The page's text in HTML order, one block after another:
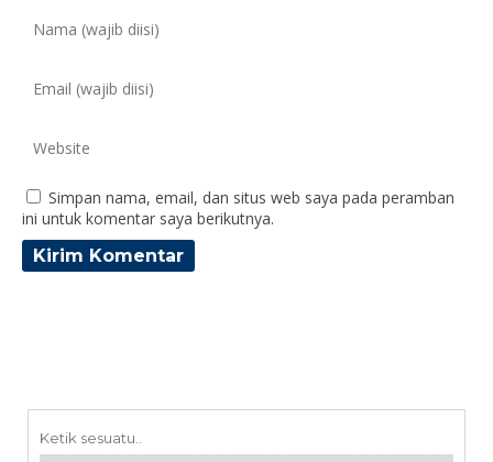
Simpan nama, email, dan situs web saya pada peramban
ini untuk komentar saya berikutnya.